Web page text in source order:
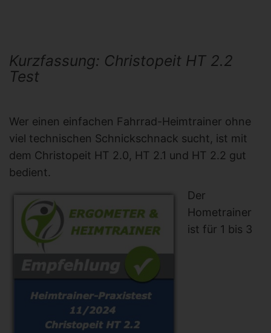
Kurzfassung: Christopeit HT 2.2
Test
Wer einen einfachen Fahrrad-Heimtrainer ohne
viel technischen Schnickschnack sucht, ist mit
dem Christopeit HT 2.0, HT 2.1 und HT 2.2 gut
bedient.
Der
Hometrainer
ist für 1 bis 3